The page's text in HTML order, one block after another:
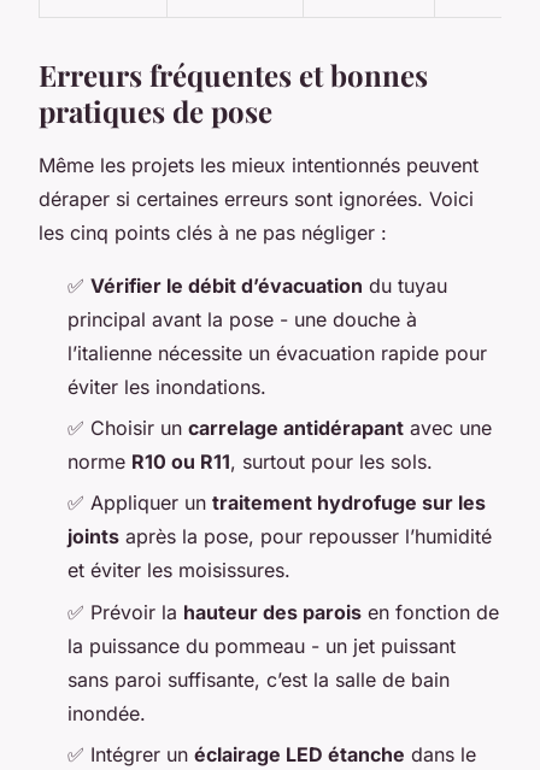
Erreurs fréquentes et bonnes
pratiques de pose
Même les projets les mieux intentionnés peuvent
déraper si certaines erreurs sont ignorées. Voici
les cinq points clés à ne pas négliger :
✅ Vérifier le débit d’évacuation du tuyau
principal avant la pose - une douche à
l’italienne nécessite un évacuation rapide pour
éviter les inondations.
✅ Choisir un carrelage antidérapant avec une
norme R10 ou R11, surtout pour les sols.
✅ Appliquer un traitement hydrofuge sur les
joints après la pose, pour repousser l’humidité
et éviter les moisissures.
✅ Prévoir la hauteur des parois en fonction de
la puissance du pommeau - un jet puissant
sans paroi suffisante, c’est la salle de bain
inondée.
✅ Intégrer un éclairage LED étanche dans le